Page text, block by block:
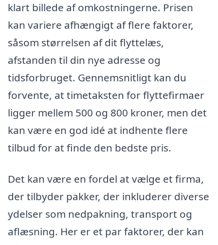
klart billede af omkostningerne. Prisen
kan variere afhængigt af flere faktorer,
såsom størrelsen af dit flyttelæs,
afstanden til din nye adresse og
tidsforbruget. Gennemsnitligt kan du
forvente, at timetaksten for flyttefirmaer
ligger mellem 500 og 800 kroner, men det
kan være en god idé at indhente flere
tilbud for at finde den bedste pris.
Det kan være en fordel at vælge et firma,
der tilbyder pakker, der inkluderer diverse
ydelser som nedpakning, transport og
aflæsning. Her er et par faktorer, der kan